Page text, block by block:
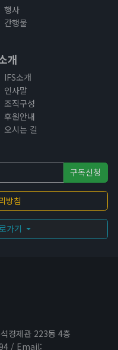
행사
간행물
개
IFS소개
인사말
조직구성
후원안내
오시는 길
구독신청
방침
가기
경제관 223동 4층
/ Email: